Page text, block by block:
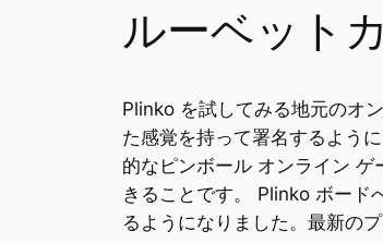
ルーベット
Plinko を試してみる地元のオ
た感覚を持って署名するよう
的なピンボール オンライン
きることです。 Plinko ボード
るようになりました。最新の